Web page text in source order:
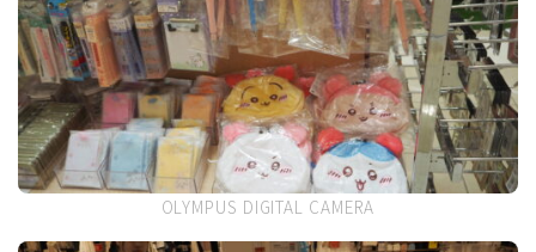
OLYMPUS DIGITAL CAMERA